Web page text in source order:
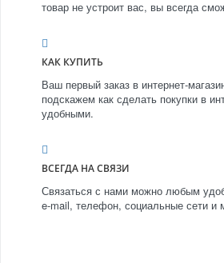
товар не устроит вас, вы всегда
КАК КУПИТЬ
Ваш первый заказ в интернет-
подскажем как сделать покупки в
удобными.
ВСЕГДА НА СВЯЗИ
Связаться с нами можно любым
e-mail, телефон, социальные сети и